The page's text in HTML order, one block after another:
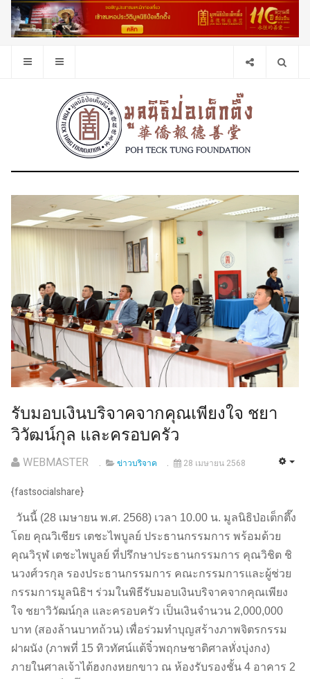
รับมอบเงินบริจาคจากคุณเพียงใจ ชยา
วิวัฒน์กุล และครอบครัว
WEBMASTER ข่าวบริจาค 28 เมษายน 2568
{fastsocialshare}
วันนี้ (28 เมษายน พ.ศ. 2568) เวลา 10.00 น. มูลนิธิป่อเต็กตึ๊ง
โดย คุณวิเชียร เตชะไพบูลย์ ประธานกรรมการ พร้อมด้วย
คุณวิรุฬ เตชะไพบูลย์ ที่ปรึกษาประธานกรรมการ คุณวิชิต ชิ
นวงศ์วรกุล รองประธานกรรมการ คณะกรรมการและผู้ช่วย
กรรมการมูลนิธิฯ ร่วมในพิธีรับมอบเงินบริจาคจากคุณเพียง
ใจ ชยาวิวัฒน์กุล และครอบครัว เป็นเงินจำนวน 2,000,000
บาท (สองล้านบาทถ้วน) เพื่อร่วมทำบุญสร้างภาพจิตรกรรม
ฝาผนัง (ภาพที่ 15 ทิวทัศน์แต้จิ๋วพฤกษชาติศาลหั่งบุ่งกง)
ภายในศาลเจ้าไต้ฮงกงหยกขาว ณ ห้องรับรองชั้น 4 อาคาร 2